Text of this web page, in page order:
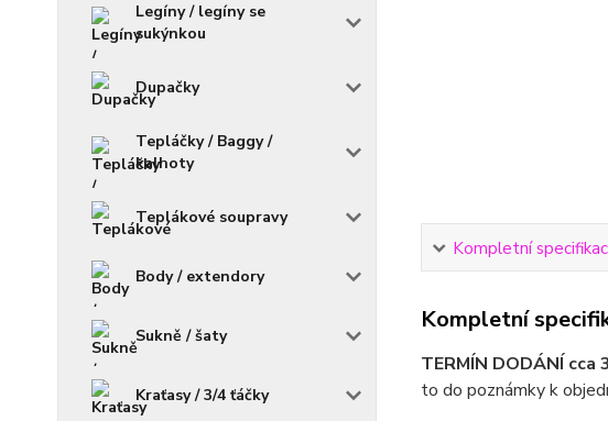
Legíny / legíny se
sukýnkou
Dupačky
Tepláčky / Baggy /
kalhoty
Teplákové soupravy
Body / extendory
Sukně / šaty
Kraťasy / 3/4 ťáčky
Kompletní
Kompletní
TERMÍN DODÁNÍ
to do poznámky k